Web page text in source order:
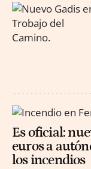
Es oficial:
euros a
los incendios